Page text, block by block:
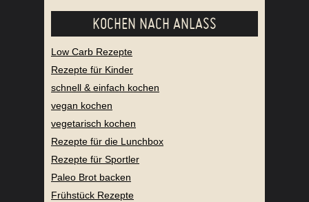
KOCHEN NACH ANLASS
Low Carb Rezepte
Rezepte für Kinder
schnell & einfach kochen
vegan kochen
vegetarisch kochen
Rezepte für die Lunchbox
Rezepte für Sportler
Paleo Brot backen
Frühstück Rezepte